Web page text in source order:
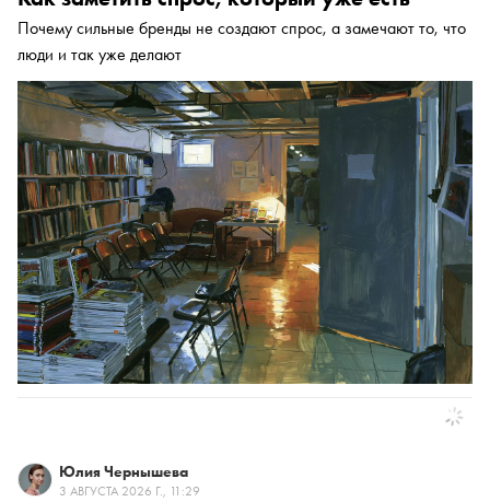
Почему сильные бренды не создают спрос, а замечают то, что
люди и так уже делают
Юлия Чернышева
3 АВГУСТА 2026 Г., 11:29